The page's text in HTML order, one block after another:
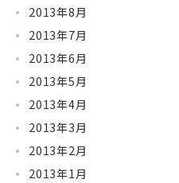
2013年8月
2013年7月
2013年6月
2013年5月
2013年4月
2013年3月
2013年2月
2013年1月